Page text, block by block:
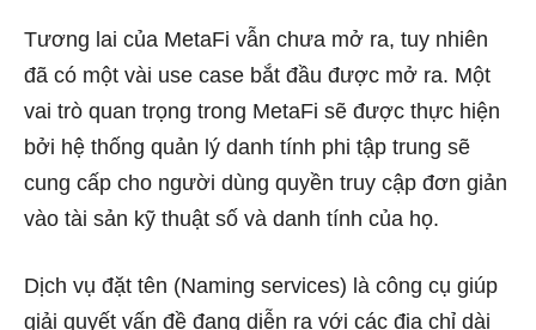
Tương lai của MetaFi vẫn chưa mở ra, tuy nhiên
đã có một vài use case bắt đầu được mở ra. Một
vai trò quan trọng trong MetaFi sẽ được thực hiện
bởi hệ thống quản lý danh tính phi tập trung sẽ
cung cấp cho người dùng quyền truy cập đơn giản
vào tài sản kỹ thuật số và danh tính của họ.
Dịch vụ đặt tên (Naming services) là công cụ giúp
giải quyết vấn đề đang diễn ra với các địa chỉ dài